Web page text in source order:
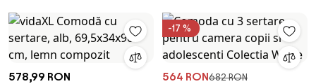
578,99 RON
-17 %
564 RON682 RON